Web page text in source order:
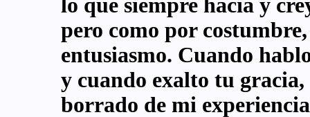
lo que siempre hacía y
pero como por
entusiasmo. Cuando
y cuando exalto tu
borrado de mi